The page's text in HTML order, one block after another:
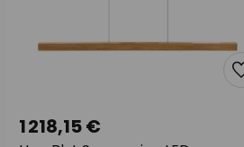
1 218,15 €